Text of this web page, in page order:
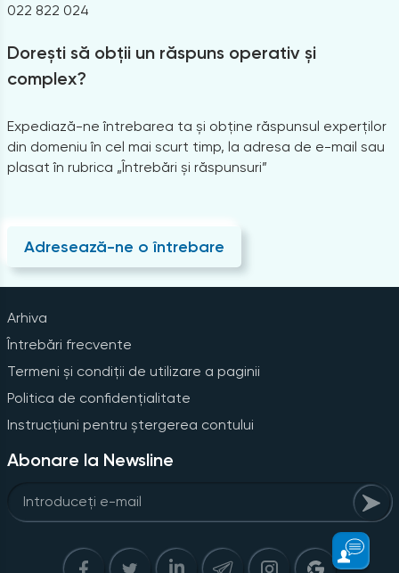
022 822 024
Dorești să obții un răspuns operativ și
complex?
Expediază-ne întrebarea ta și obține răspunsul experților
din domeniu în cel mai scurt timp, la adresa de e-mail sau
plasat în rubrica „Întrebări și răspunsuri”
Adresează-ne o întrebare
Arhiva
Întrebări frecvente
Termeni și condiții de utilizare a paginii
Politica de confidențialitate
Instrucțiuni pentru ștergerea contului
Abonare la Newsline